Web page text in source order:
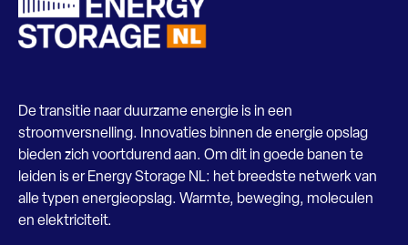
De transitie naar duurzame energie is in een
stroomversnelling. Innovaties binnen de energie opslag
bieden zich voortdurend aan. Om dit in goede banen te
leiden is er Energy Storage NL: het breedste netwerk van
alle typen energieopslag. Warmte, beweging, moleculen
en elektriciteit.